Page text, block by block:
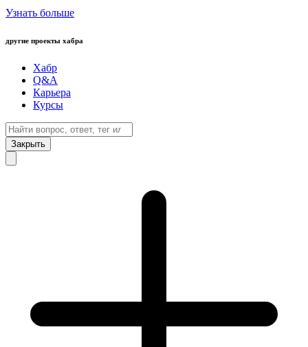
Узнать больше
другие проекты хабра
Хабр
Q&A
Карьера
Курсы
Закрыть